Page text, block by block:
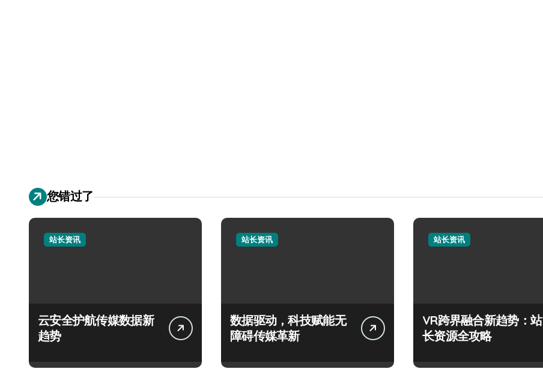
您错过了
站长资讯
云安全护航传媒数据新
趋势
站长资讯
数据驱动，科技赋能无
障碍传媒革新
站长资讯
VR跨界融合新趋势：站
长资源全攻略